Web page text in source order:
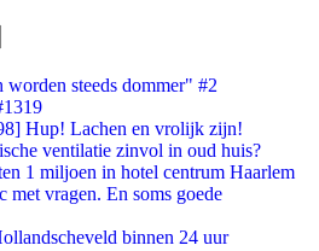
steeds dommer" #2
Hup! Lachen en vrolijk zijn!
ventilatie zinvol in oud huis?
1 miljoen in hotel centrum Haarlem
vragen. En soms goede
binnen 24 uur